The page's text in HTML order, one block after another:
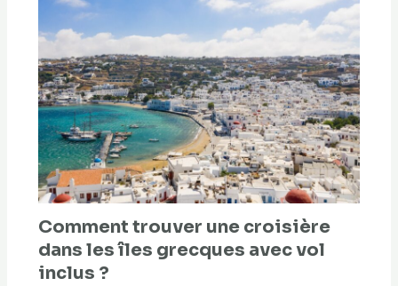
Comment trouver une croisière
dans les îles grecques avec vol
inclus ?